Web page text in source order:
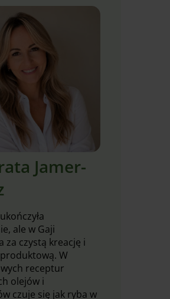
Jamer-
ale w Gaji
za czystą kreację i
W
receptur
olejów i
czuje się jak ryba w